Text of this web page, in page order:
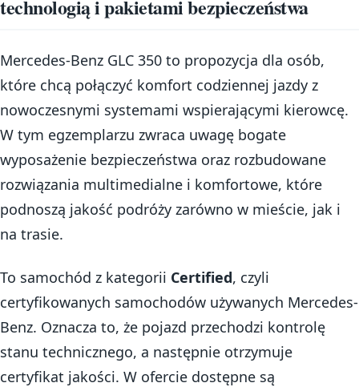
technologią i pakietami bezpieczeństwa
Mercedes-Benz GLC 350 to propozycja dla osób,
które chcą połączyć komfort codziennej jazdy z
nowoczesnymi systemami wspierającymi kierowcę.
W tym egzemplarzu zwraca uwagę bogate
wyposażenie bezpieczeństwa oraz rozbudowane
rozwiązania multimedialne i komfortowe, które
podnoszą jakość podróży zarówno w mieście, jak i
na trasie.
To samochód z kategorii Certified, czyli
certyfikowanych samochodów używanych Mercedes-
Benz. Oznacza to, że pojazd przechodzi kontrolę
stanu technicznego, a następnie otrzymuje
certyfikat jakości. W ofercie dostępne są